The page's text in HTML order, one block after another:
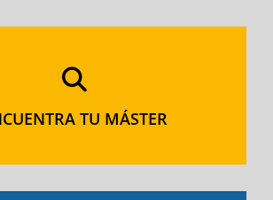
TU MÁSTER